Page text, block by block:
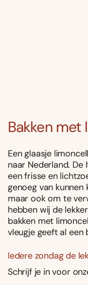
Bakken met
Een glaasje
naar Nederland.
een frisse en
genoeg van kunnen
maar ook om te
hebben wij de
bakken met
vleugje geeft al een
Iedere zondag de
Schrijf je in voor